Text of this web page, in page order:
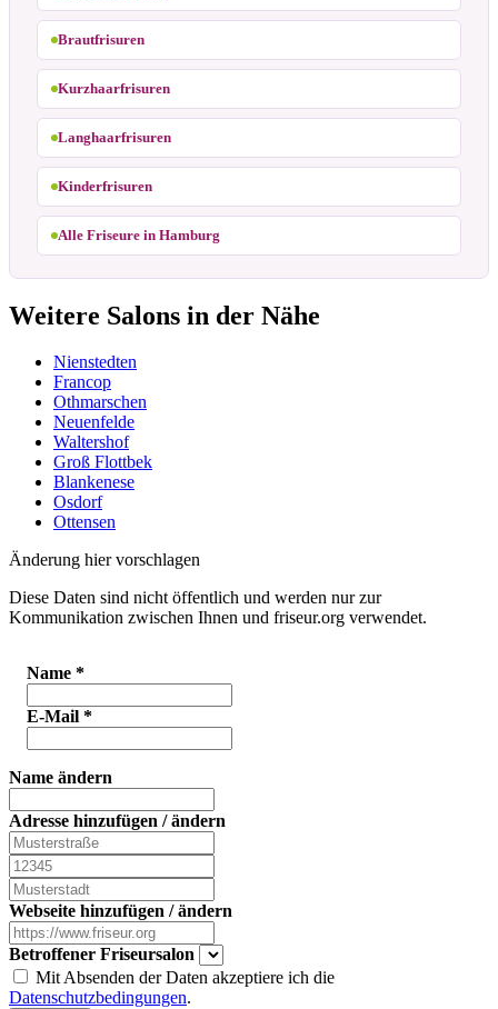
Brautfrisuren
Kurzhaarfrisuren
Langhaarfrisuren
Kinderfrisuren
Alle Friseure in Hamburg
Weitere Salons in der Nähe
Nienstedten
Francop
Othmarschen
Neuenfelde
Waltershof
Groß Flottbek
Blankenese
Osdorf
Ottensen
Änderung hier vorschlagen
Diese Daten sind nicht öffentlich und werden nur zur
Kommunikation zwischen Ihnen und friseur.org verwendet.
Name *
E-Mail *
Name ändern
Adresse hinzufügen / ändern
Webseite hinzufügen / ändern
Betroffener Friseursalon
Mit Absenden der Daten akzeptiere ich die
Datenschutzbedingungen.